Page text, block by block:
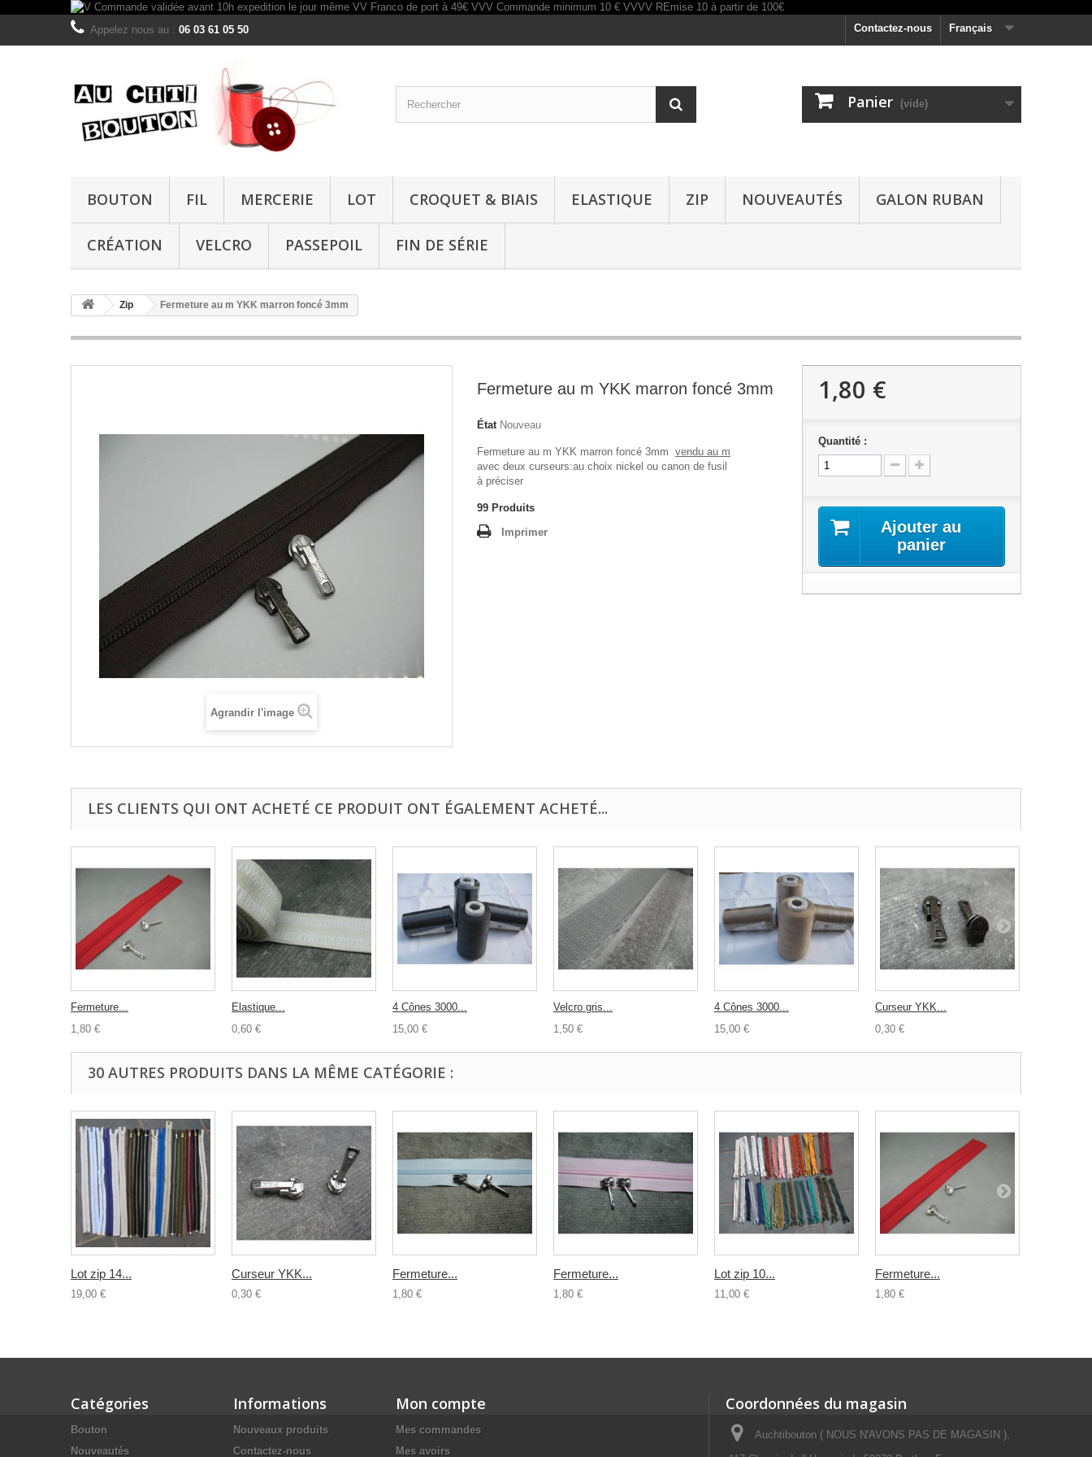
Français
Contactez-nous
Appelez nous au : 06 03 61 05 50
Panier (vide)
BOUTON FIL MERCERIE LOT CROQUET & BIAIS ELASTIQUE ZIP NOUVEAUTÉS GALON RUBAN
CRÉATION VELCRO PASSEPOIL FIN DE SÉRIE
Zip Fermeture au m YKK marron foncé 3mm
Agrandir l'image
Fermeture au m YKK marron foncé 3mm
État Nouveau
Fermeture au m YKK marron foncé 3mm vendu au m
avec deux curseurs:au choix nickel ou canon de fusil
à préciser
99 Produits
Imprimer
1,80 €
Quantité :
Ajouter au
panier
LES CLIENTS QUI ONT ACHETÉ CE PRODUIT ONT ÉGALEMENT ACHETÉ...
Fermeture...
1,80 €
Elastique...
0,60 €
4 Cônes 3000...
15,00 €
Velcro gris...
1,50 €
4 Cônes 3000...
15,00 €
Curseur YKK...
0,30 €
30 AUTRES PRODUITS DANS LA MÊME CATÉGORIE :
Lot zip 14...
19,00 €
Curseur YKK...
0,30 €
Fermeture...
1,80 €
Fermeture...
1,80 €
Lot zip 10...
11,00 €
Fermeture...
1,80 €
Catégories
Bouton
Nouveautés
Informations
Nouveaux produits
Contactez-nous
Mon compte
Mes commandes
Mes avoirs
Coordonnées du magasin
Auchtibouton ( NOUS N'AVONS PAS DE MAGASIN ),